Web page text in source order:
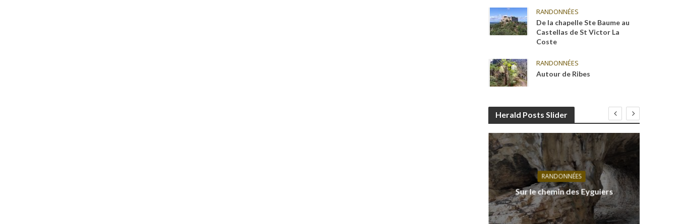
RANDONNÉES
De la chapelle Ste Baume au
Castellas de St Victor La
Coste
RANDONNÉES
Autour de Ribes
Herald Posts Slider
RANDONNÉES
Sur le chemin des Eyguiers